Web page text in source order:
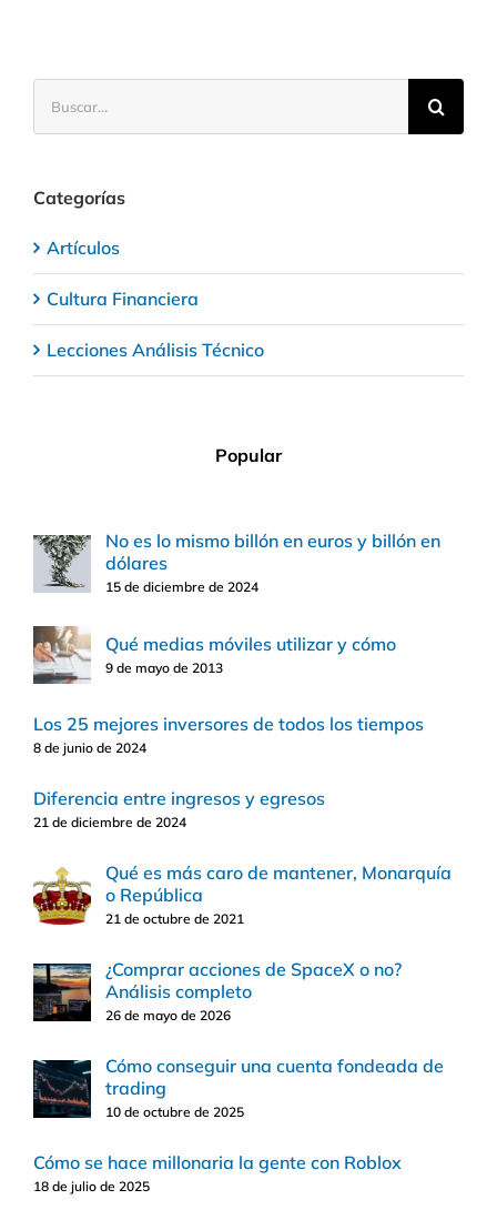
Categorías
Artículos
Cultura Financiera
Lecciones Análisis Técnico
Popular
No es lo mismo billón en euros y billón en
dólares
15 de diciembre de 2024
Qué medias móviles utilizar y cómo
9 de mayo de 2013
Los 25 mejores inversores de todos los tiempos
8 de junio de 2024
Diferencia entre ingresos y egresos
21 de diciembre de 2024
Qué es más caro de mantener, Monarquía
o República
21 de octubre de 2021
¿Comprar acciones de SpaceX o no?
Análisis completo
26 de mayo de 2026
Cómo conseguir una cuenta fondeada de
trading
10 de octubre de 2025
Cómo se hace millonaria la gente con Roblox
18 de julio de 2025